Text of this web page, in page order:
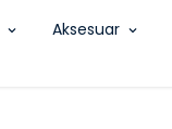
Aksesuar